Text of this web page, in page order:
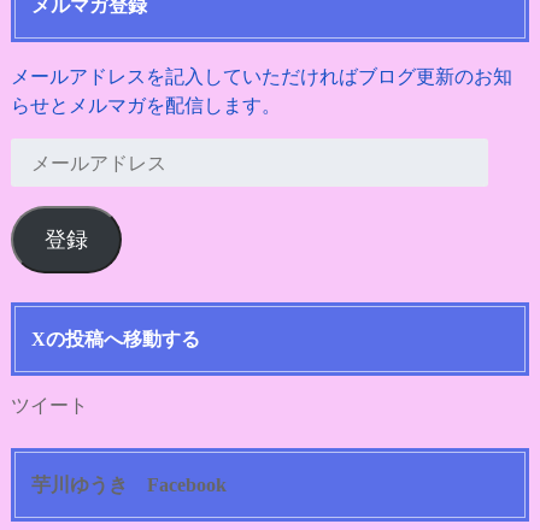
メルマガ登録
メールアドレスを記入していただければブログ更新のお知
らせとメルマガを配信します。
ー
ル
ア
ド
登録
Xの投稿へ移動する
ツイート
芋川ゆうき Facebook